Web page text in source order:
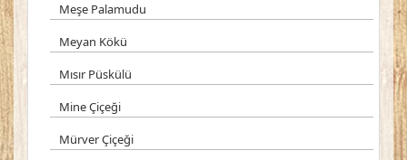
Meşe Palamudu
Meyan Kökü
Mısır Püskülü
Mine Çiçeği
Mürver Çiçeği